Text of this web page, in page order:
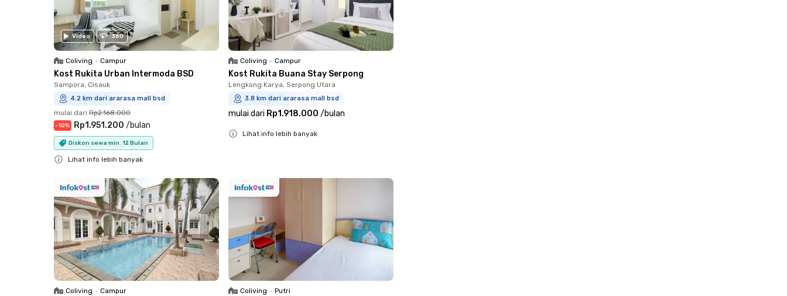
Video 360
Coliving • Campur
Kost Rukita Urban Intermoda BSD
Sampora, Cisauk
4.2 km dari ararasa mall bsd
mulai dari Rp2.168.000
-10% Rp1.951.200 /bulan
Diskon sewa min. 12 Bulan
Lihat info lebih banyak
Coliving • Campur
Kost Rukita Buana Stay Serpong
Lengkong Karya, Serpong Utara
3.8 km dari ararasa mall bsd
mulai dari Rp1.918.000 /bulan
Lihat info lebih banyak
Coliving • Campur Coliving • Putri